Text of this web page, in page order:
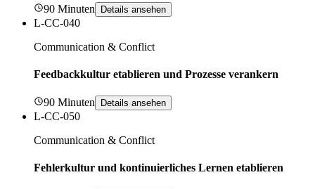
90 Minuten Details ansehen
L-CC-040
Communication & Conflict
Feedbackkultur etablieren und Prozesse verankern
90 Minuten Details ansehen
L-CC-050
Communication & Conflict
Fehlerkultur und kontinuierliches Lernen etablieren